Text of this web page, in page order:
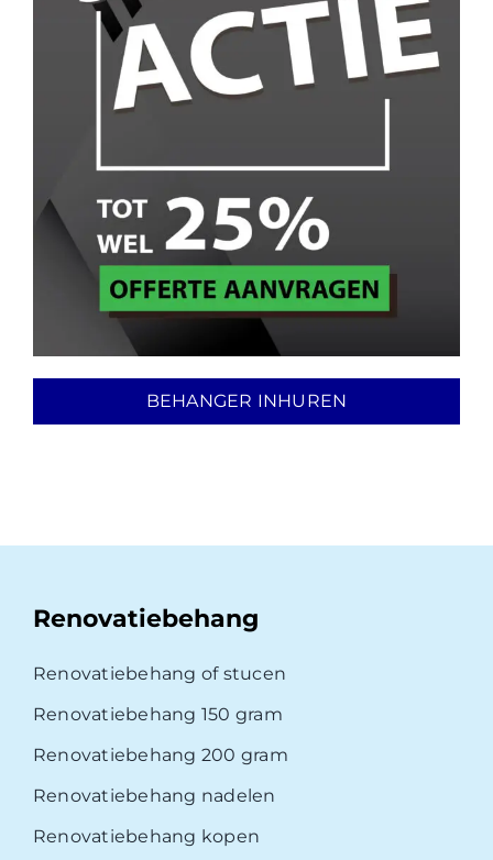
BEHANGER INHUREN
Renovatiebehang
Renovatiebehang of stucen
Renovatiebehang 150 gram
Renovatiebehang 200 gram
Renovatiebehang nadelen
Renovatiebehang kopen